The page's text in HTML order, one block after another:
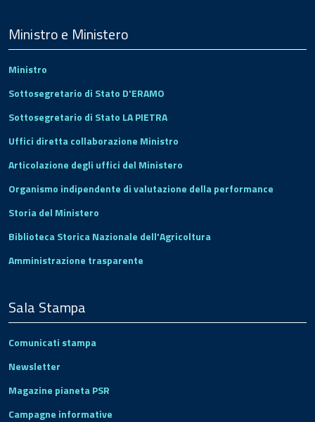
Footer
Ministro e Ministero
Ministro
Sottosegretario di Stato D'ERAMO
Sottosegretario di Stato LA PIETRA
Uffici diretta collaborazione Ministro
Articolazione degli uffici del Ministero
Organismo indipendente di valutazione della performance
Storia del Ministero
Biblioteca Storica Nazionale dell'Agricoltura
Amministrazione trasparente
Sala Stampa
Comunicati stampa
Newsletter
Magazine pianeta PSR
Campagne informative